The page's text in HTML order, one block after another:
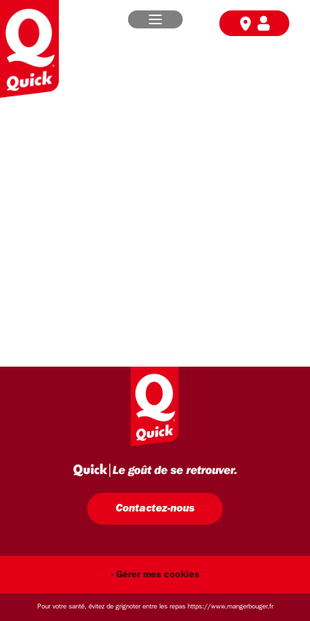
Contactez-nous
- Gérer mes cookies
Pour votre santé, évitez de grignoter entre les repas https://www.mangerbouger.fr